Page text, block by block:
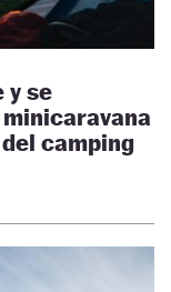
y se
camping